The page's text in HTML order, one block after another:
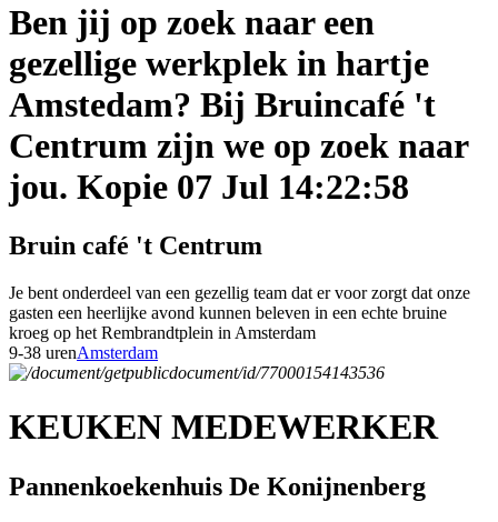
Ben jij op zoek naar een
gezellige werkplek in hartje
Amstedam? Bij Bruincafé 't
Centrum zijn we op zoek naar
jou. Kopie 07 Jul 14:22:58
Bruin café 't Centrum
Je bent onderdeel van een gezellig team dat er voor zorgt dat onze
gasten een heerlijke avond kunnen beleven in een echte bruine
kroeg op het Rembrandtplein in Amsterdam
9-38 urenAmsterdam
KEUKEN MEDEWERKER
Pannenkoekenhuis De Konijnenberg